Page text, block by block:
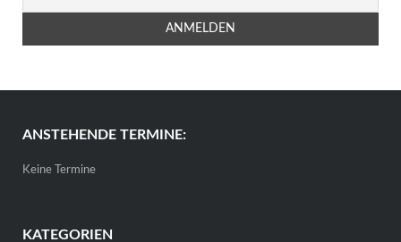
ANSTEHENDE TERMINE:
Keine Termine
KATEGORIEN